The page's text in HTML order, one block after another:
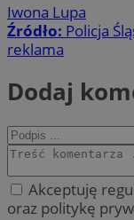
Iwona Lupa
Źródło: Policja
reklama
Dodaj
Akceptuję
oraz politykę